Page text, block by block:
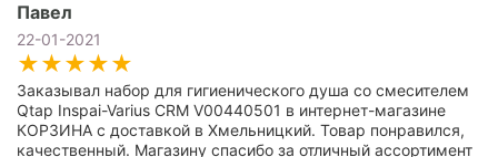
Павел
22-01-2021
Заказывал набор для гигиенического душа со смесителем
Qtap Inspai-Varius CRM V00440501 в интернет-магазине
КОРЗИНА с доставкой в Хмельницкий. Товар понравился,
качественный. Магазину спасибо за отличный ассортимент